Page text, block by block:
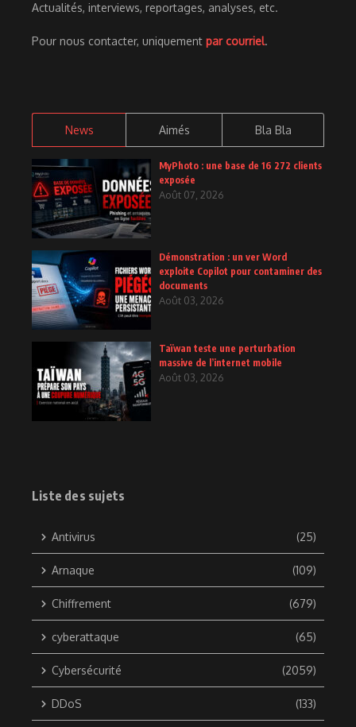
Actualités, interviews, reportages, analyses, etc.
Pour nous contacter, uniquement par courriel.
News Aimés Bla Bla
MyPhoto : une base de 16 272 clients
exposée
Août 07, 2026
Démonstration : un ver Word
exploite Copilot pour contaminer des
documents
Août 03, 2026
Taïwan teste une perturbation
massive de l’internet mobile
Août 03, 2026
Liste des sujets
Antivirus (25)
Arnaque (109)
Chiffrement (679)
cyberattaque (65)
Cybersécurité (2059)
DDoS (133)